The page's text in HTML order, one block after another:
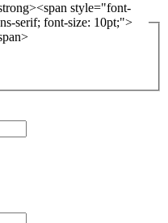
style="font-
serif; font-size: 10pt;">